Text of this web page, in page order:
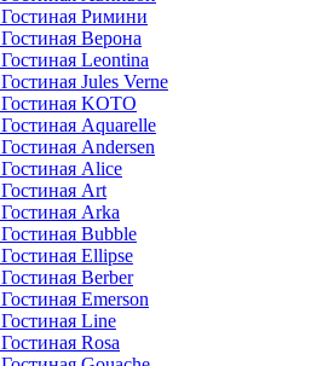
Гостиная Римини
Гостиная Верона
Гостиная Leontina
Гостиная Jules Verne
Гостиная KOTO
Гостиная Aquarelle
Гостиная Andersen
Гостиная Alice
Гостиная Art
Гостиная Arka
Гостиная Bubble
Гостиная Ellipse
Гостиная Berber
Гостиная Emerson
Гостиная Line
Гостиная Rosa